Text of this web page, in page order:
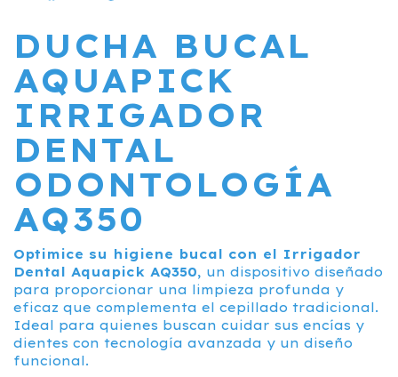
DUCHA BUCAL
AQUAPICK
IRRIGADOR
DENTAL
ODONTOLOGÍA
AQ350
Optimice su higiene bucal con el Irrigador
Dental Aquapick AQ350, un dispositivo diseñado
para proporcionar una limpieza profunda y
eficaz que complementa el cepillado tradicional.
Ideal para quienes buscan cuidar sus encías y
dientes con tecnología avanzada y un diseño
funcional.